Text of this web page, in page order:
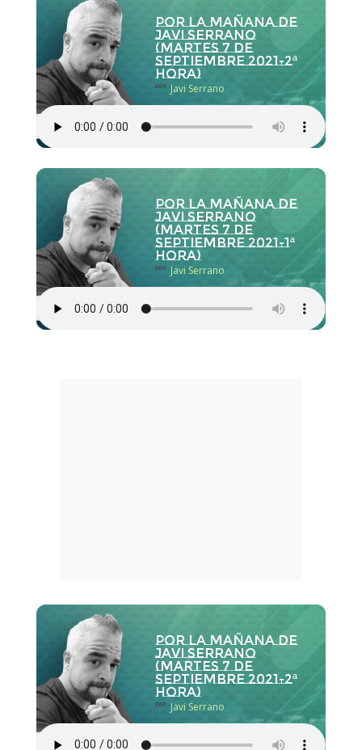
Por la Mañana de
Javi Serrano
(martes 7 de
septiembre 2021-2ª
hora)
con Javi Serrano
Por la Mañana de
Javi Serrano
(martes 7 de
septiembre 2021-1ª
hora)
con Javi Serrano
Por la Mañana de
Javi Serrano
(martes 7 de
septiembre 2021-2ª
hora)
con Javi Serrano